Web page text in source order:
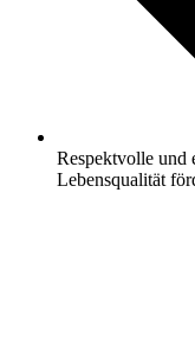
Respektvolle und
Lebensqualität